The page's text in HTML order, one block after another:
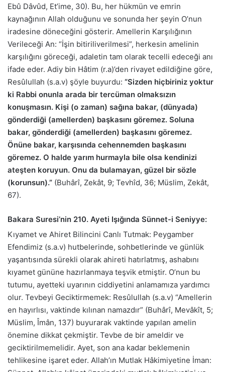
Ebû Dâvûd, Et’ime, 30). Bu, her hükmün ve emrin
kaynağının Allah olduğunu ve sonunda her şeyin O’nun
iradesine döneceğini gösterir. Amellerin Karşılığının
Verileceği An: “İşin bitiriliverilmesi”, herkesin amelinin
karşılığını göreceği, adaletin tam olarak tecelli edeceği anı
ifade eder. Adiy bin Hâtim (r.a)’den rivayet edildiğine göre,
Resûlullah (s.a.v) şöyle buyurdu: “Sizden hiçbiriniz yoktur
ki Rabbi onunla arada bir tercüman olmaksızın
konuşmasın. Kişi (o zaman) sağına bakar, (dünyada)
gönderdiği (amellerden) başkasını göremez. Soluna
bakar, gönderdiği (amellerden) başkasını göremez.
Önüne bakar, karşısında cehennemden başkasını
göremez. O halde yarım hurmayla bile olsa kendinizi
ateşten koruyun. Onu da bulamayan, güzel bir sözle
(korunsun).” (Buhârî, Zekât, 9; Tevhîd, 36; Müslim, Zekât,
67).
Bakara Suresi’nin 210. Ayeti Işığında Sünnet-i Seniyye:
Kıyamet ve Ahiret Bilincini Canlı Tutmak: Peygamber
Efendimiz (s.a.v) hutbelerinde, sohbetlerinde ve günlük
yaşantısında sürekli olarak ahireti hatırlatmış, ashabını
kıyamet gününe hazırlanmaya teşvik etmiştir. O’nun bu
tutumu, ayetteki uyarının ciddiyetini anlamamıza yardımcı
olur. Tevbeyi Geciktirmemek: Resûlullah (s.a.v) “Amellerin
en hayırlısı, vaktinde kılınan namazdır” (Buhârî, Mevâkît, 5;
Müslim, Îmân, 137) buyurarak vaktinde yapılan amelin
önemine dikkat çekmiştir. Tevbe de bir ameldir ve
geciktirilmemelidir. Ayet, son ana kadar beklemenin
tehlikesine işaret eder. Allah’ın Mutlak Hâkimiyetine İman: